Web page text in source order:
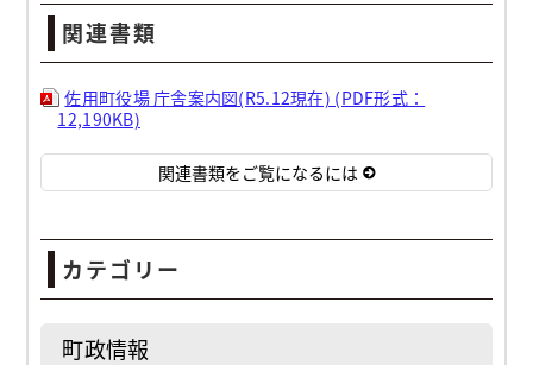
関連書類
佐用町役場 庁舎案内図(R5.12現在) (PDF形式：
12,190KB)
関連書類をご覧になるには
カテゴリー
町政情報